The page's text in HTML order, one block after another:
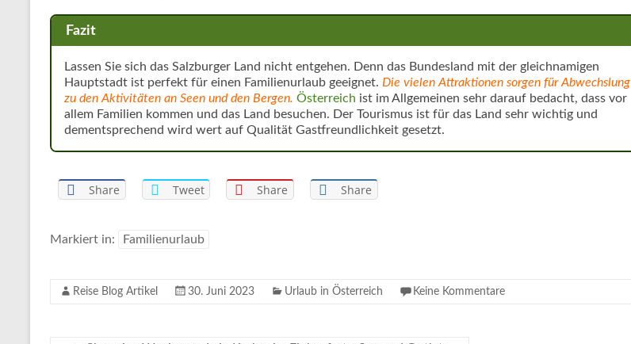
Fazit
Lassen Sie sich das Salzburger Land nicht entgehen. Denn das Bundesland mit der gleichnamigen
Hauptstadt ist perfekt für einen Familienurlaub geeignet. Die vielen Attraktionen sorgen für Abwechslung
zu den Aktivitäten an Seen und den Bergen. Österreich ist im Allgemeinen sehr darauf bedacht, dass vor
allem Familien kommen und das Land besuchen. Der Tourismus ist für das Land sehr wichtig und
dementsprechend wird wert auf Qualität Gastfreundlichkeit gesetzt.
Share Tweet Share Share
Markiert in: Familienurlaub
Reise Blog Artikel 30. Juni 2023 Urlaub in Österreich Keine Kommentare